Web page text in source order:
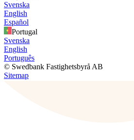
Svenska
English
Español
Portugal
Svenska
English
Português
© Swedbank Fastighetsbyrå AB
Sitemap